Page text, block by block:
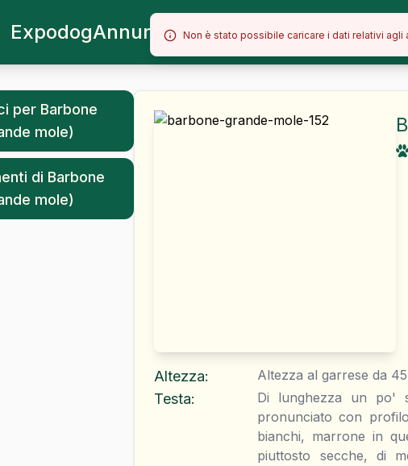
Non è stato possibile caricare i dati relativi agli
ExpodogAnnunciAllevamentiRazzeBlog
per Barbone
mole)
di Barbone
mole)
Altezza: Altezza al garrese da
Testa:
Di lunghezza un po'
pronunciato con
bianchi, marrone in
piuttosto secche, di